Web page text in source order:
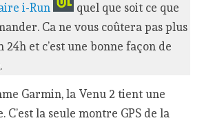
i-Run
quel que soit ce que
Ca ne vous coûtera pas plus
24h et c’est une bonne façon de
.
Garmin, la Venu 2 tient une
la seule montre GPS de la